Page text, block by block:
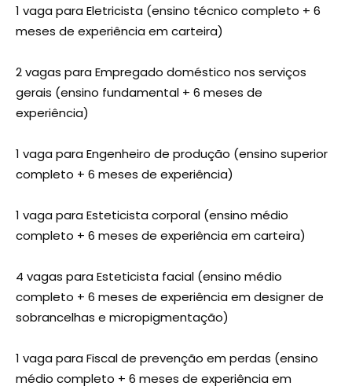
1 vaga para Eletricista (ensino técnico completo + 6
meses de experiência em carteira)
2 vagas para Empregado doméstico nos serviços
gerais (ensino fundamental + 6 meses de
experiência)
1 vaga para Engenheiro de produção (ensino superior
completo + 6 meses de experiência)
1 vaga para Esteticista corporal (ensino médio
completo + 6 meses de experiência em carteira)
4 vagas para Esteticista facial (ensino médio
completo + 6 meses de experiência em designer de
sobrancelhas e micropigmentação)
1 vaga para Fiscal de prevenção em perdas (ensino
médio completo + 6 meses de experiência em